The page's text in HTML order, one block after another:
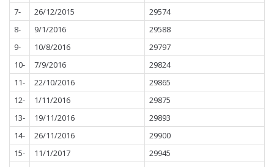
7-
26/12/2015
29574
8-
9/1/2016
29588
9-
10/8/2016
29797
10-
7/9/2016
29824
11-
22/10/2016
29865
12-
1/11/2016
29875
13-
19/11/2016
29893
14-
26/11/2016
29900
15-
11/1/2017
29945